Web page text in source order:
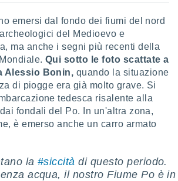
emersi dal fondo dei fiumi del nord
del Medioevo e
ma anche i segni più recenti della
Qui sotto le foto scattate a
Alessio Bonin, quando la situazione
di piogge era già molto grave. Si
tedesca risalente alla
fondali del Po. In un'altra zona,
è emerso anche un carro armato
la #siccità di questo periodo.
acqua, il nostro Fiume Po è in